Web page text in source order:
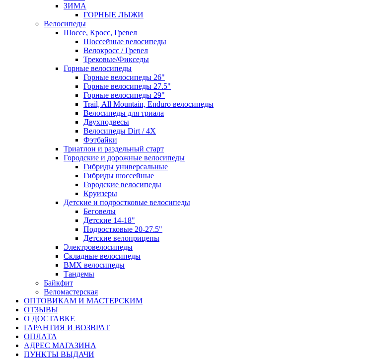
ЗИМА
ГОРНЫЕ ЛЫЖИ
Велосипеды
Шоссе, Кросс, Гревел
Шоссейные велосипеды
Велокросс / Гревел
Трековые/Фикседы
Горные велосипеды
Горные велосипеды 26"
Горные велосипеды 27.5"
Горные велосипеды 29"
Trail, All Mountain, Enduro велосипеды
Велосипеды для триала
Двухподвесы
Велосипеды Dirt / 4X
Фэтбайки
Триатлон и раздельный старт
Городские и дорожные велосипеды
Гибриды универсальные
Гибриды шоссейные
Городские велосипеды
Круизеры
Детские и подростковые велосипеды
Беговелы
Детские 14-18"
Подростковые 20-27.5"
Детские велоприцепы
Электровелосипеды
Складные велосипеды
BMX велосипеды
Тандемы
Байкфит
Веломастерская
ОПТОВИКАМ И МАСТЕРСКИМ
ОТЗЫВЫ
О ДОСТАВКЕ
ГАРАНТИЯ И ВОЗВРАТ
ОПЛАТА
АДРЕС МАГАЗИНА
ПУНКТЫ ВЫДАЧИ